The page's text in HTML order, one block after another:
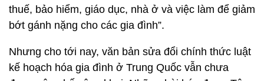
thuế, bảo hiểm, giáo dục, nhà ở và việc làm để giảm
bớt gánh nặng cho các gia đình”.
Nhưng cho tới nay, văn bản sửa đổi chính thức luật
kế hoạch hóa gia đình ở Trung Quốc vẫn chưa